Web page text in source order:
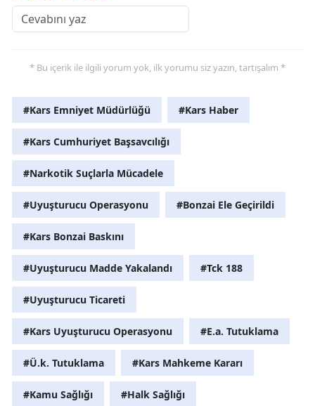
Yozgat
Bayburt
Şırnak
Bartın
Ardahan
* Bu içerik ile ilgili yorum yok, ilk yorumu siz yazın, tartışalım *
#Kars Emniyet Müdürlüğü #Kars Haber
#Kars Cumhuriyet Başsavcılığı
#Narkotik Suçlarla Mücadele
#Uyuşturucu Operasyonu #Bonzai Ele Geçirildi
#Kars Bonzai Baskını
#Uyuşturucu Madde Yakalandı #Tck 188
#Uyuşturucu Ticareti
#Kars Uyuşturucu Operasyonu #E.a. Tutuklama
#Ü.k. Tutuklama #Kars Mahkeme Kararı
#Kamu Sağlığı #Halk Sağlığı